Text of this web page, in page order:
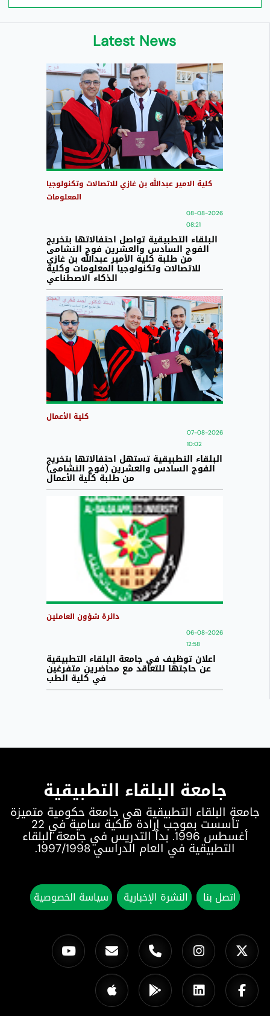
Latest News
كلية الامير عبدالله بن غازي للاتصالات وتكنولوجيا
المعلومات
08-08-2026
08:21
البلقاء التطبيقية تواصل احتفالاتها بتخريج
الفوج السادس والعشرين فوج النشامى
من طلبة كلية الأمير عبدالله بن غازي
للاتصالات وتكنولوجيا المعلومات وكلية
الذكاء الاصطناعي
كلية الأعمال
07-08-2026
10:02
البلقاء التطبيقية تستهل احتفالاتها بتخريج
الفوج السادس والعشرين (فوج النشامى)
من طلبة كلية الأعمال
دائرة شؤون العاملين
06-08-2026
12:58
اعلان توظيف في جامعة البلقاء التطبيقية
عن حاجتها للتعاقد مع محاضرين متفرغين
في كلية الطب
جامعة البلقاء التطبيقية
جامعة البلقاء التطبيقية هي جامعة حكومية متميزة
تأسست بموجب إرادة ملكية سامية في 22
أغسطس 1996. بدأ التدريس في جامعة البلقاء
التطبيقية في العام الدراسي 1997/1998.
اتصل بنا النشرة الإخبارية سياسة الخصوصية